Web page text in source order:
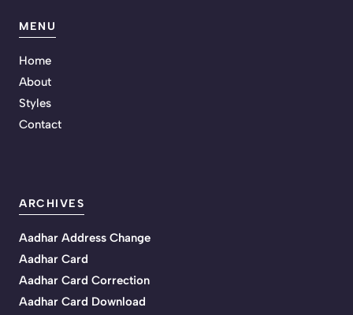
MENU
Home
About
Styles
Contact
ARCHIVES
Aadhar Address Change
Aadhar Card
Aadhar Card Correction
Aadhar Card Download